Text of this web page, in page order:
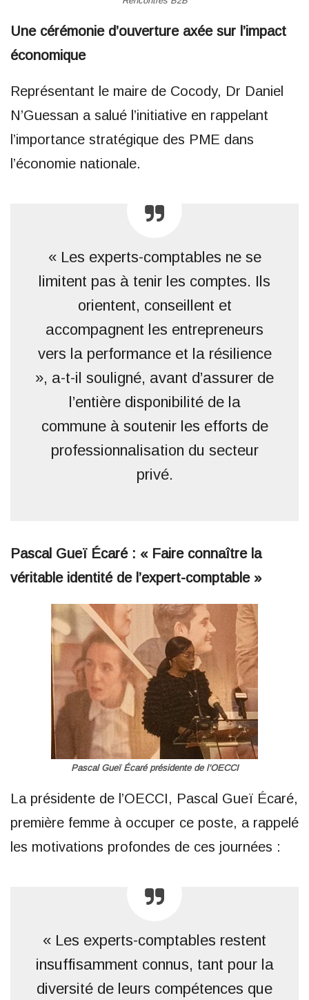
Une cérémonie d’ouverture axée sur l’impact
économique
Représentant le maire de Cocody, Dr Daniel
N’Guessan a salué l’initiative en rappelant
l’importance stratégique des PME dans
l’économie nationale.
« Les experts-comptables ne se
limitent pas à tenir les comptes. Ils
orientent, conseillent et
accompagnent les entrepreneurs
vers la performance et la résilience
», a-t-il souligné, avant d’assurer de
l’entière disponibilité de la
commune à soutenir les efforts de
professionnalisation du secteur
privé.
Pascal Gueï Écaré : « Faire connaître la
véritable identité de l’expert-comptable »
Pascal Gueï Écaré présidente de l’OECCI
La présidente de l’OECCI, Pascal Gueï Écaré,
première femme à occuper ce poste, a rappelé
les motivations profondes de ces journées :
« Les experts-comptables restent
insuffisamment connus, tant pour la
diversité de leurs compétences que